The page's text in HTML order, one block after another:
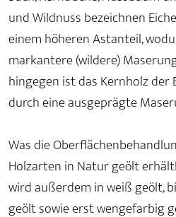
und Wildnuss bezeichnen
einem höheren Astanteil,
markantere (wildere)
hingegen ist das Kernholz der
durch eine ausgeprägte
Was die
Holzarten in Natur geölt
wird außerdem in weiß geölt,
geölt sowie erst wengefarbig